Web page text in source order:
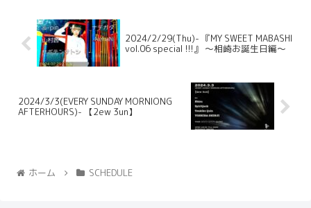
2024/2/29(Thu)- 『MY SWEET MABASHI
vol.06 special !!!』 〜相崎お誕生日編〜
2024/3/3(EVERY SUNDAY MORNIONG
AFTERHOURS)- 【2ew 3un】
ホーム SCHEDULE